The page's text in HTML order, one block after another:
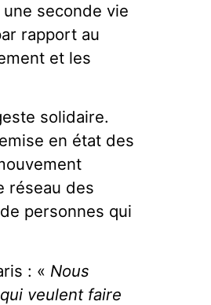
seconde vie
rapport au
et les
solidaire.
en état des
réseau des
personnes qui
: « Nous
veulent faire